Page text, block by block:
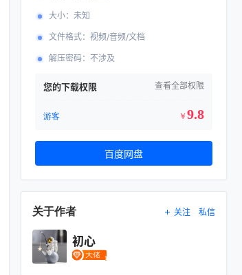
大小： 未知
文件格式： 视频/音频/文档
解压密码： 不涉及
您的下载权限 查看全部权限
游客 ￥ 9.8
百度网盘
关于作者 关注 私信
初心